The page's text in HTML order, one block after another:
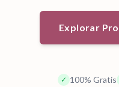
Explorar
✓ 100% Gratis